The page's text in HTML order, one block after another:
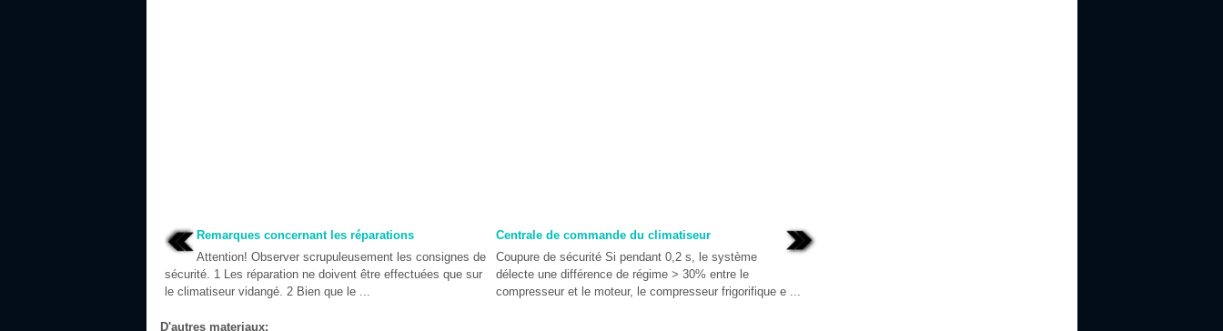
Remarques concernant les réparations
Attention! Observer scrupuleusement les consignes de
sécurité. 1 Les réparation ne doivent être effectuées que sur
le climatiseur vidangé. 2 Bien que le ...
Centrale de commande du climatiseur
Coupure de sécurité Si pendant 0,2 s, le système
délecte une différence de régime > 30% entre le
compresseur et le moteur, le compresseur frigorifique e ...
D'autres materiaux: